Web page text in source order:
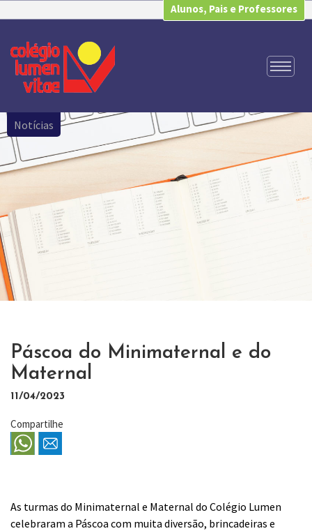
Alunos, Pais e Professores
Notícias
Páscoa do Minimaternal e do
Maternal
11/04/2023
Compartilhe
As turmas do Minimaternal e Maternal do Colégio Lumen
celebraram a Páscoa com muita diversão, brincadeiras e